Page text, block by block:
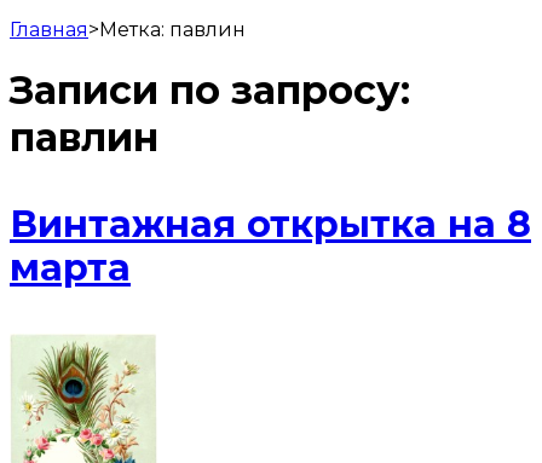
Главная>Метка: павлин
Записи по запросу:
павлин
Винтажная открытка на 8
марта